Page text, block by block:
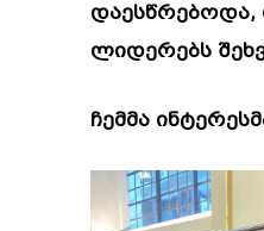
ლიდერებს
ჩემმა